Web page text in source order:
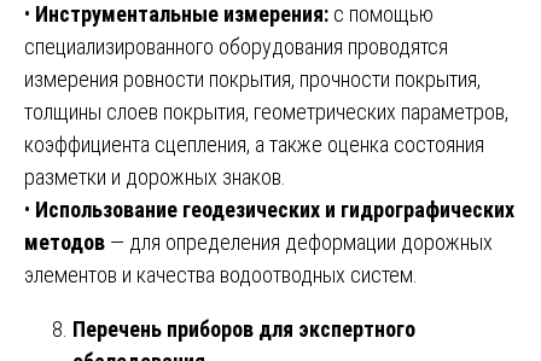
• Инструментальные измерения: с помощью
специализированного оборудования проводятся
измерения ровности покрытия, прочности покрытия,
толщины слоев покрытия, геометрических параметров,
коэффициента сцепления, а также оценка состояния
разметки и дорожных знаков.
• Использование геодезических и гидрографических
методов — для определения деформации дорожных
элементов и качества водоотводных систем.
Перечень приборов для экспертного